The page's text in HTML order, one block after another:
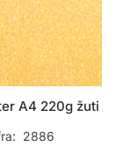
A4 220g žuti
2886